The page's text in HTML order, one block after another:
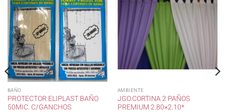
BAÑO
PROTECTOR ELIPLAST BAÑO
50MIC. C/GANCHOS
AMBIENTE
JGO.CORTINA 2 PAÑOS
PREMIUM 2.80×2.10*